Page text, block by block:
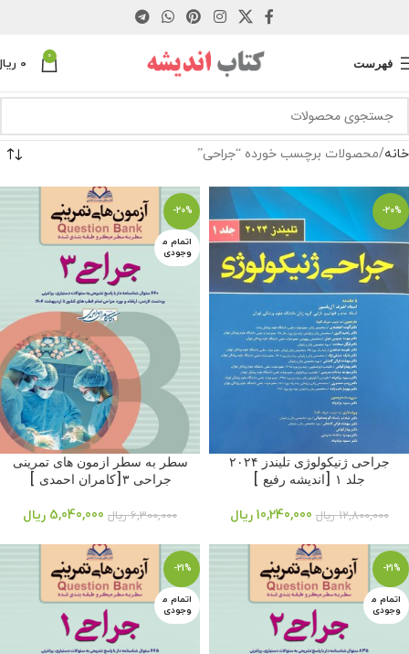
فهرست 0
0
خانه محصولات برچسب خورده “جراحی”
-20%
جراحی ژنیکولوژی تلیندز ۲۰۲۴
جلد ۱ [اندیشه رفیع ]
12,800,000 ریال 10,240,000 ریال
-20%
اتمام م
وجودی
سطر به سطر ازمون های تمرینی
جراحی ۳[کامران احمدی ]
6,300,000 ریال 5,040,000 ریال
-21%
اتمام م
وجودی
-21%
اتمام م
وجودی